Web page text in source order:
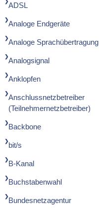
ADSL
Analoge Endgeräte
Analoge Sprachübertragung
Analogsignal
Anklopfen
Anschlussnetzbetreiber
(Teilnehmernetzbetreiber)
Backbone
bit/s
B-Kanal
Buchstabenwahl
Bundesnetzagentur